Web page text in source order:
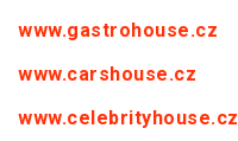
www.gastrohouse.cz
www.carshouse.cz
www.celebrityhouse.cz